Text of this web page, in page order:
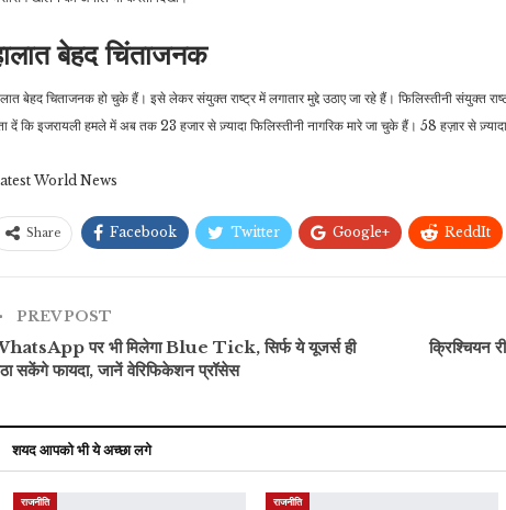
बेहद चिंताजनक
बेहद चिताजनक हो चुके हैं। इसे लेकर संयुक्त राष्ट्र में लगातार मुद्दे उठाए जा रहे हैं। फिलिस्तीनी संयुक्त
दें कि इजरायली हमले में अब तक 23 हजार से ज़्यादा फिलिस्तीनी नागरिक मारे जा चुके हैं। 58 हज़ार से
World News
Share Facebook Twitter Google+ ReddIt
PREV POST
पर भी मिलेगा Blue Tick, सिर्फ ये यूजर्स ही
सकेंगे फायदा, जानें वेरिफिकेशन प्रॉसेस
क्रिश्चियन
शयद आपको भी ये अच्छा लगे
राजनीति राजनीति